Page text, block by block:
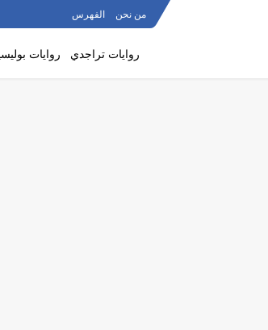
من نحن الفهرس
روايات تراجدي روايات